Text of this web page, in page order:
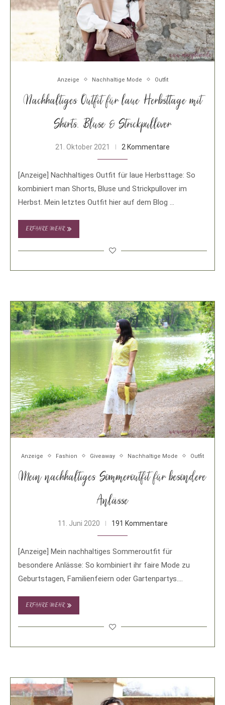
Anzeige Nachhaltige Mode Outfit
Nachhaltiges Outfit für laue Herbsttage mit
Shorts, Bluse & Strickpullover
21. Oktober 2021 2 Kommentare
[Anzeige] Nachhaltiges Outfit für laue Herbsttage: So
kombiniert man Shorts, Bluse und Strickpullover im
Herbst. Mein letztes Outfit hier auf dem Blog …
ERFAHRE MEHR
Anzeige Fashion Giveaway Nachhaltige Mode Outfit
Mein nachhaltiges Sommeroutfit für besondere
Anlässe
11. Juni 2020 191 Kommentare
[Anzeige] Mein nachhaltiges Sommeroutfit für
besondere Anlässe: So kombiniert ihr faire Mode zu
Geburtstagen, Familienfeiern oder Gartenpartys.
ERFAHRE MEHR